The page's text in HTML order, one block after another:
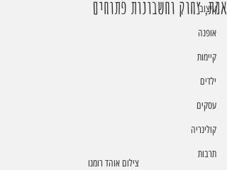
עיצוב
אופנה
קיימות
ילדים
עסקים
קולינריה
תרבות
אמת, צחוק וחשבונות פתוחים
צילום אוהד רומנו